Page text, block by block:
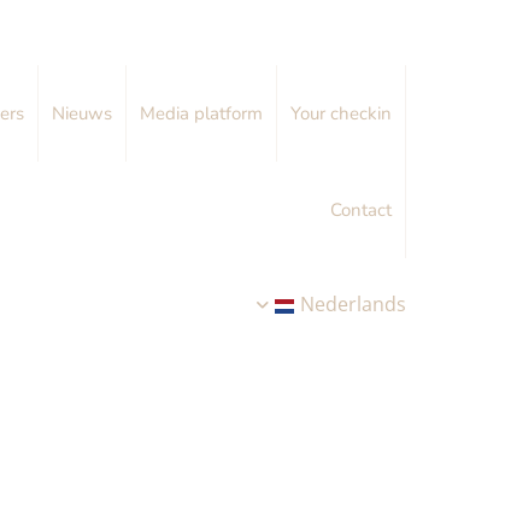
Nieuws Media platform Your checkin
Contact
Nederlands